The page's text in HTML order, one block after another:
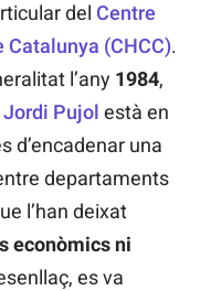
del Centre
Catalunya (CHCC).
l’any 1984,
Jordi Pujol està en
d’encadenar una
departaments
l’han deixat
econòmics ni
es va